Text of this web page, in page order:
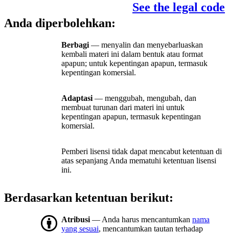
See the legal code
Anda diperbolehkan:
Berbagi — menyalin dan menyebarluaskan
kembali materi ini dalam bentuk atau format
apapun; untuk kepentingan apapun, termasuk
kepentingan komersial.
Adaptasi — menggubah, mengubah, dan
membuat turunan dari materi ini untuk
kepentingan apapun, termasuk kepentingan
komersial.
Pemberi lisensi tidak dapat mencabut ketentuan di
atas sepanjang Anda mematuhi ketentuan lisensi
ini.
Berdasarkan ketentuan berikut:
Atribusi — Anda harus mencantumkan nama
yang sesuai, mencantumkan tautan terhadap